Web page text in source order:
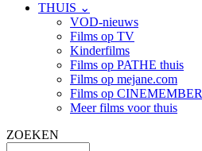
THUIS ⌄
VOD-nieuws
Films op TV
Kinderfilms
Films op PATHE thuis
Films op mejane.com
Films op CINEMEMBER
Meer films voor thuis
ZOEKEN